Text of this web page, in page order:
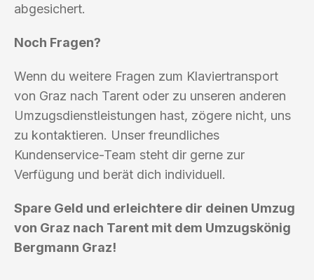
abgesichert.
Noch Fragen?
Wenn du weitere Fragen zum Klaviertransport
von Graz nach Tarent oder zu unseren anderen
Umzugsdienstleistungen hast, zögere nicht, uns
zu kontaktieren. Unser freundliches
Kundenservice-Team steht dir gerne zur
Verfügung und berät dich individuell.
Spare Geld und erleichtere dir deinen Umzug
von Graz nach Tarent mit dem Umzugskönig
Bergmann Graz!